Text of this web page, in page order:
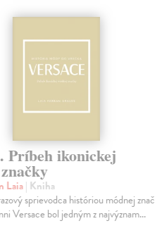
Príbeh ikonickej
Laia| Kniha
sprievodca históriou módnej
Versace bol jedným z najvýznam...